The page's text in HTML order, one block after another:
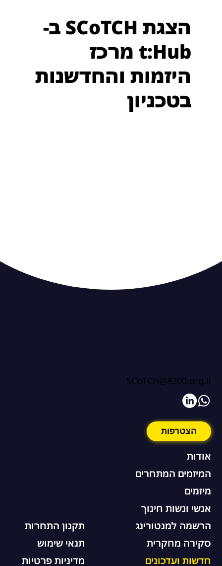
הצגת SCoTCH ב-
t:Hub מרכז
היזמות והחדשנות
בטכניון
SCoTCH@8200.org.il
אודות
המיזמים המתחרים
מיזמים
אנשי ונשות חינוך
הרשמה למנטורינג
סקירה מחקרית
חדשות ועדכונים
תקנון התחרות
תנאי שימוש
מדיניות פרטיות
הצטרפות